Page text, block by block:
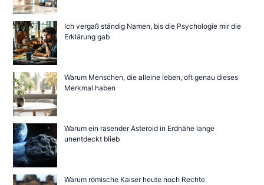
Ich vergaß ständig Namen, bis die Psychologie mir die
Erklärung gab
Warum Menschen, die alleine leben, oft genau dieses
Merkmal haben
Warum ein rasender Asteroid in Erdnähe lange
unentdeckt blieb
Warum römische Kaiser heute noch Rechte